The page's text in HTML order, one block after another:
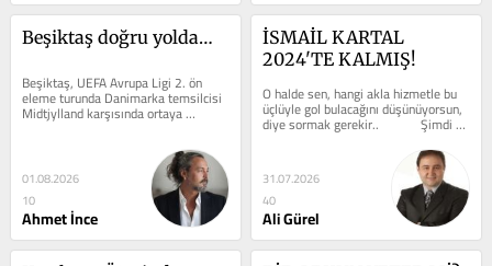
Beşiktaş doğru yolda…
Beşiktaş, UEFA Avrupa Ligi 2. ön
eleme turunda Danimarka temsilcisi
Midtjylland karşısında ortaya
koyduğu performansla ve aldığı iki...
01.08.2026
10
Ahmet İnce
İSMAİL KARTAL
2024'TE KALMIŞ!
O halde sen, hangi akla hizmetle bu
üçlüyle gol bulacağını düşünüyorsun,
diye sormak gerekir.. 	  	Şimdi
biraz daha açalım: 	 ...
31.07.2026
40
Ali Gürel